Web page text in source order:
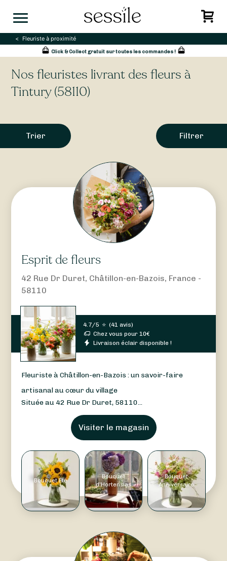
Fleuriste à proximité
Click & Collect gratuit sur toutes les commandes !
Nos fleuristes livrant des fleurs à
Tintury (58110)
Trier Filtrer
Esprit de fleurs
42 Rue Dr Duret, Châtillon-en-Bazois, France -
58110
4.7/5 ⭐ (41 avis)
Chez vous pour10€
Livraison éclair disponible !
Fleuriste à Châtillon-en-Bazois : un savoir-faire
artisanal au cœur du village
Située au 42 Rue Dr Duret, 58110...
Visiter le magasin
Bouquet Été
Bouquet
d'Hortensias
Bouquet
Anniversaire